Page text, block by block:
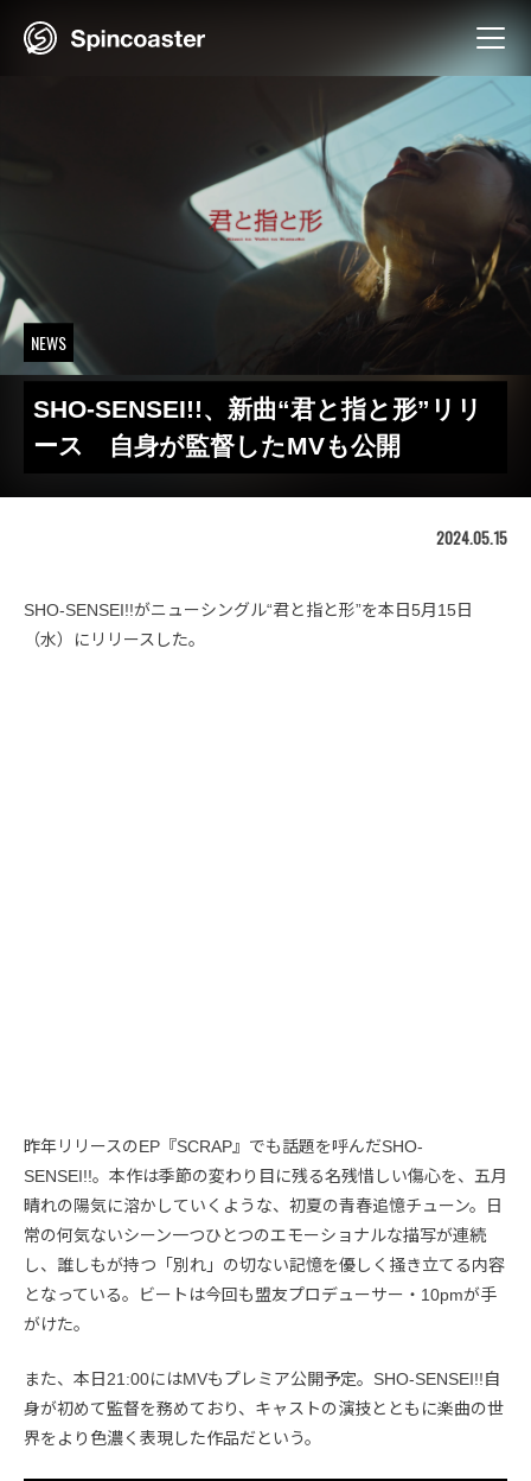
NEWS
SHO-SENSEI!!、新曲“君と指と形”リリ
ース 自身が監督したMVも公開
2024.05.15
SHO-SENSEI!!がニューシングル“君と指と形”を本日5月15日
（水）にリリースした。
昨年リリースのEP『SCRAP』でも話題を呼んだSHO-
SENSEI!!。本作は季節の変わり目に残る名残惜しい傷心を、五月
晴れの陽気に溶かしていくような、初夏の青春追憶チューン。日
常の何気ないシーン一つひとつのエモーショナルな描写が連続
し、誰しもが持つ「別れ」の切ない記憶を優しく掻き立てる内容
となっている。ビートは今回も盟友プロデューサー・10pmが手
がけた。
また、本日21:00にはMVもプレミア公開予定。SHO-SENSEI!!自
身が初めて監督を務めており、キャストの演技とともに楽曲の世
界をより色濃く表現した作品だという。